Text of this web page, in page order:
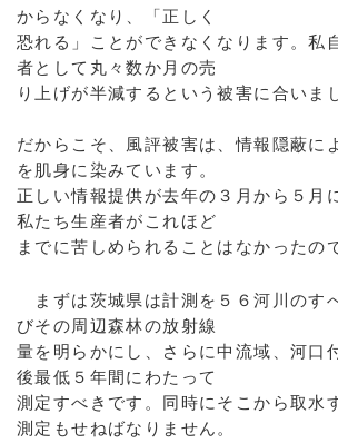
からなくなり、「正しく
恐れる」ことができなくなります。私
者として丸々数か月の売
り上げが半減するという被害に合いま
だからこそ、風評被害は、情報隠蔽に
を肌身に染みています。
正しい情報提供が去年の３月から５月
私たち生産者がこれほど
までに苦しめられることはなかったの
まずは茨城県は計測を５６河川のす
びその周辺森林の放射線
量を明らかにし、さらに中流域、河口
後最低５年間にわたって
測定すべきです。同時にそこから取水
測定もせねばなりません。